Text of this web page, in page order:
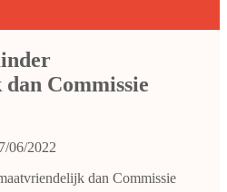
Commissie
06/2022